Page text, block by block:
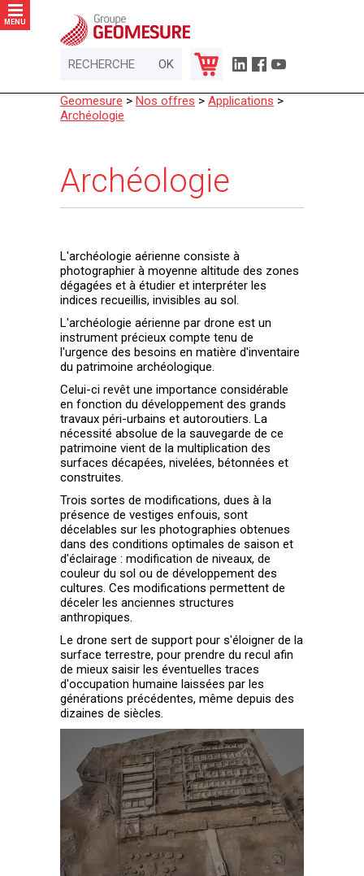
MENU
Geomesure > Nos offres > Applications >
Archéologie
Archéologie
L'archéologie aérienne consiste à
photographier à moyenne altitude des zones
dégagées et à étudier et interpréter les
indices recueillis, invisibles au sol.
L'archéologie aérienne par drone est un
instrument précieux compte tenu de
l'urgence des besoins en matière d'inventaire
du patrimoine archéologique.
Celui-ci revêt une importance considérable
en fonction du développement des grands
travaux péri-urbains et autoroutiers. La
nécessité absolue de la sauvegarde de ce
patrimoine vient de la multiplication des
surfaces décapées, nivelées, bétonnées et
construites.
Trois sortes de modifications, dues à la
présence de vestiges enfouis, sont
décelables sur les photographies obtenues
dans des conditions optimales de saison et
d'éclairage : modification de niveaux, de
couleur du sol ou de développement des
cultures. Ces modifications permettent de
déceler les anciennes structures
anthropiques.
Le drone sert de support pour s'éloigner de la
surface terrestre, pour prendre du recul afin
de mieux saisir les éventuelles traces
d'occupation humaine laissées par les
générations précédentes, même depuis des
dizaines de siècles.
Panneau de gestion des cookies